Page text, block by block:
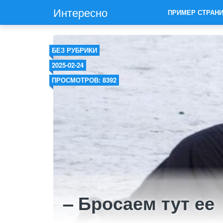
Интересно ПРИМЕР
БЕЗ РУБРИКИ
2025-02-24
ПРОСМОТРОВ: 8392
– Бросаем тут ее